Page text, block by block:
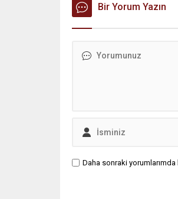
ekipleri, cinayeti işlediğini
maktulün akrabası Bülent G. ile
azmettirici olduğu öne
Bir Yorum Yazın
Daha sonraki yorumlarımda